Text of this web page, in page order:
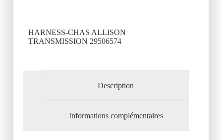
HARNESS-CHAS ALLISON
TRANSMISSION 29506574
Description
Informations complémentaires